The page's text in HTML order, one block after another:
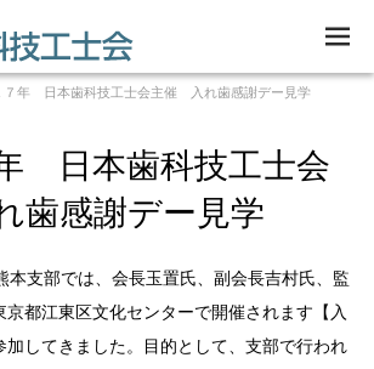
EN
７年 日本歯科技工士会主催 入れ歯感謝デー見学
日本歯科技工士会
歯感謝デー見学
支部では、会長玉置氏、副会長吉村氏、監
都江東区文化センターで開催されます【入
加してきました。目的として、支部で行われ